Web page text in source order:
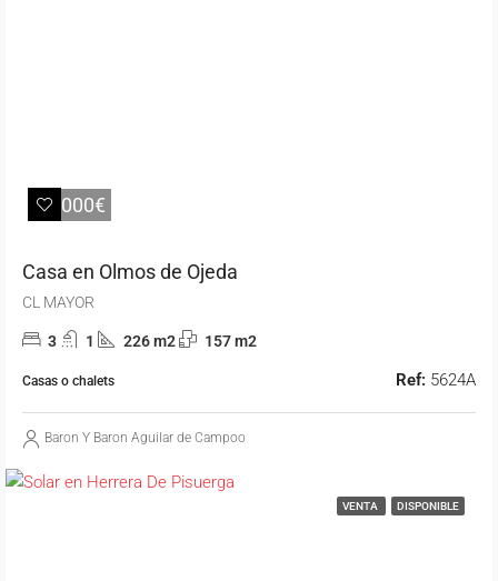
68.000€
Casa en Olmos de Ojeda
CL MAYOR
3 1 226 m2 157 m2
Casas o chalets Ref: 5624A
Baron Y Baron Aguilar de Campoo
VENTA DISPONIBLE